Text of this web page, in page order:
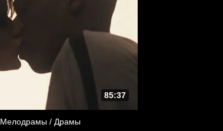
85:37
Мелодрамы / Драмы